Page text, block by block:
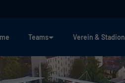
Teams Verein & Stadion